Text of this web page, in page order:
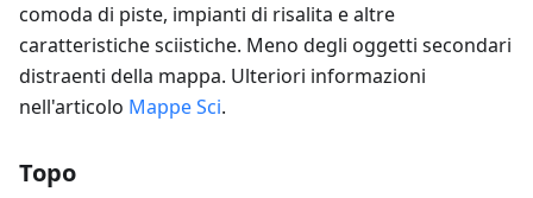
comoda di piste, impianti di risalita e altre
caratteristiche sciistiche. Meno degli oggetti secondari
distraenti della mappa. Ulteriori informazioni
nell'articolo Mappe Sci.
Topo